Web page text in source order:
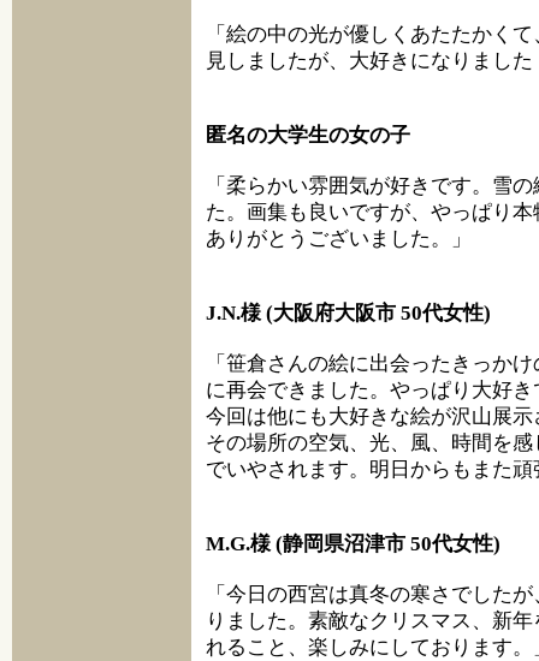
「絵の中の光が優しくあたたかく
見しましたが、大好きになりました
匿名の大学生の女の子
「柔らかい雰囲気が好きです。雪
た。画集も良いですが、やっぱり
ありがとうございました。」
J.N.様 (大阪府大阪市 50代女性)
「笹倉さんの絵に出会ったきっか
に再会できました。やっぱり大好き
今回は他にも大好きな絵が沢山展
その場所の空気、光、風、時間を
でいやされます。明日からもまた
M.G.様 (静岡県沼津市 50代女性)
「今日の西宮は真冬の寒さでした
りました。素敵なクリスマス、新
れること、楽しみにしております。